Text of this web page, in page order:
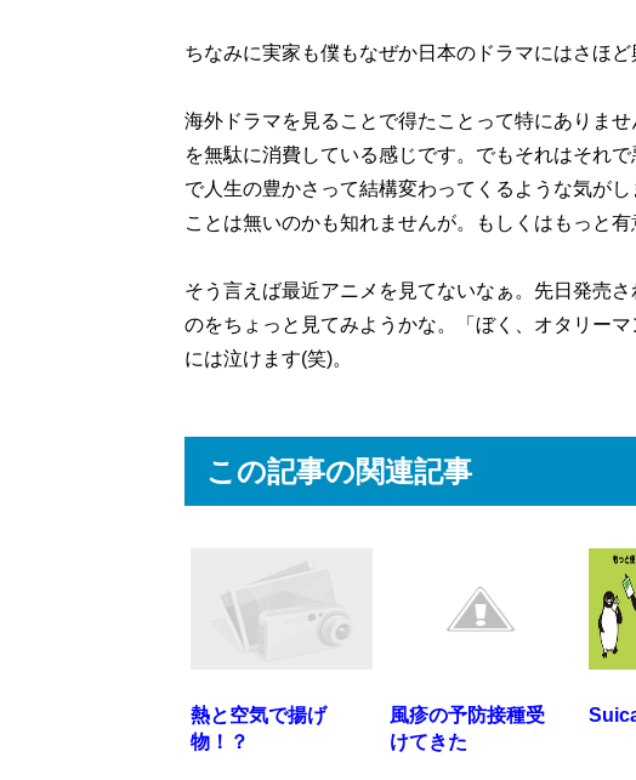
ちなみに実家も僕もなぜか日本のドラマにはさほ
海外ドラマを見ることで得たことって特にありま
を無駄に消費している感じです。でもそれはそれ
で人生の豊かさって結構変わってくるような気が
ことは無いのかも知れませんが。もしくはもっと有
そう言えば最近アニメを見てないなぁ。先日発売
のをちょっと見てみようかな。「ぼく、オタリー
には泣けます(笑)。
この記事の関連記事
熱と空気で揚げ
物！？
風疹の予防接種受
けてきた